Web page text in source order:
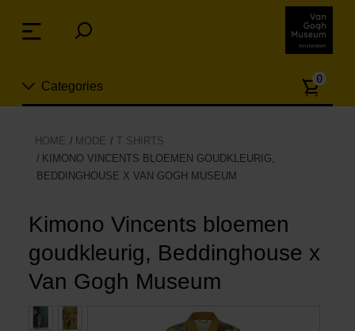
links
over
naar
menu
Categories
Nieuw
Sieraden
Mode
Wonen
Koken & tafelen
Aantal
0
HOME MODE
T SHIRTS
KIMONO VINCENTS BLOEMEN GOUDKLEURIG,
BEDDINGHOUSE X VAN GOGH MUSEUM
Kimono Vincents bloemen
goudkleurig, Beddinghouse x
Van Gogh Museum
Menu